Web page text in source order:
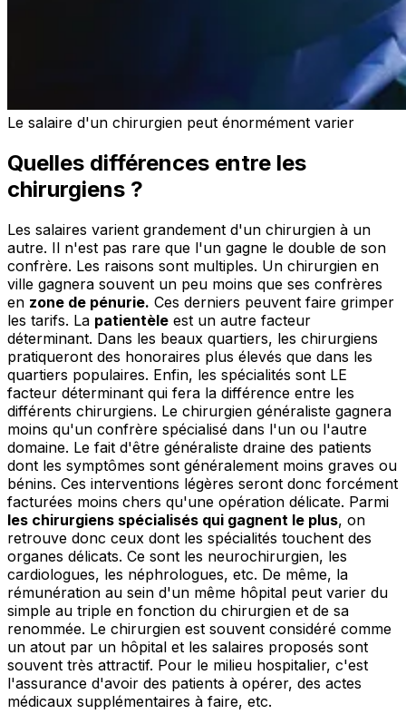
Le salaire d'un chirurgien peut énormément varier
Quelles différences entre les
chirurgiens ?
Les salaires varient grandement d'un chirurgien à un
autre. Il n'est pas rare que l'un gagne le double de son
confrère. Les raisons sont multiples. Un chirurgien en
ville gagnera souvent un peu moins que ses confrères
en zone de pénurie. Ces derniers peuvent faire grimper
les tarifs. La patientèle est un autre facteur
déterminant. Dans les beaux quartiers, les chirurgiens
pratiqueront des honoraires plus élevés que dans les
quartiers populaires. Enfin, les spécialités sont LE
facteur déterminant qui fera la différence entre les
différents chirurgiens. Le chirurgien généraliste gagnera
moins qu'un confrère spécialisé dans l'un ou l'autre
domaine. Le fait d'être généraliste draine des patients
dont les symptômes sont généralement moins graves ou
bénins. Ces interventions légères seront donc forcément
facturées moins chers qu'une opération délicate. Parmi
les chirurgiens spécialisés qui gagnent le plus, on
retrouve donc ceux dont les spécialités touchent des
organes délicats. Ce sont les neurochirurgien, les
cardiologues, les néphrologues, etc. De même, la
rémunération au sein d'un même hôpital peut varier du
simple au triple en fonction du chirurgien et de sa
renommée. Le chirurgien est souvent considéré comme
un atout par un hôpital et les salaires proposés sont
souvent très attractif. Pour le milieu hospitalier, c'est
l'assurance d'avoir des patients à opérer, des actes
médicaux supplémentaires à faire, etc.